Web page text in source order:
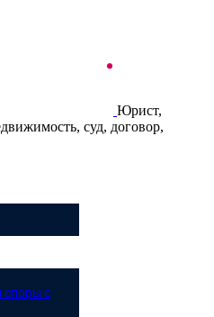
Юрист,
суд, договор,
споры с